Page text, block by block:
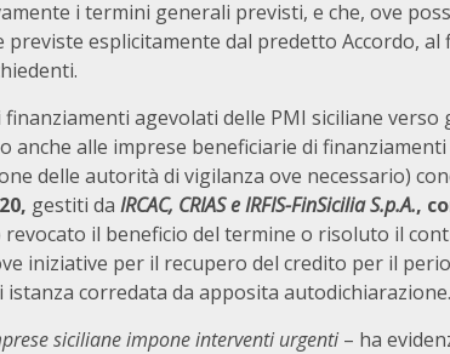
i termini generali previsti, e che, ove
esplicitamente dal predetto Accordo, al
agevolati delle PMI siciliane
anche alle imprese beneficiarie di
delle autorità di vigilanza ove necessario)
gestiti da IRCAC, CRIAS e IRFIS-FinSicilia S.p.A.,
il beneficio del termine o risoluto il
iniziative per il recupero del credito per il
corredata da apposita autodichiarazione.
siciliane impone interventi urgenti – ha